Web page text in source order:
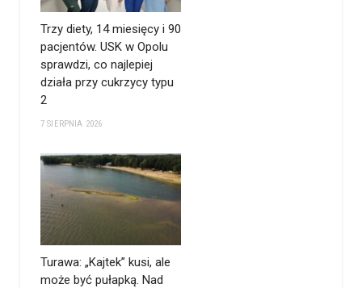
Trzy diety, 14 miesięcy i 90
pacjentów. USK w Opolu
sprawdzi, co najlepiej
działa przy cukrzycy typu
2
7 SIERPNIA 2026
Turawa: „Kajtek” kusi, ale
może być pułapką. Nad